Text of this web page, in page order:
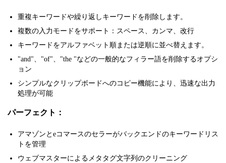
重複キーワードや繰り返しキーワードを削除します。
複数の入力モードをサポート：スペース、カンマ、改行
キーワードをアルファベット順または逆順に並べ替えます。
"and"、"of"、"the "などの一般的なフィラー語を削除するオプシ
ョン
シンプルなクリップボードへのコピー機能により、迅速な出力
処理が可能
パーフェクト：
アマゾンとeコマースのセラーがバックエンドのキーワードリス
トを管理
ウェブマスターによるメタタグ文字列のクリーニング